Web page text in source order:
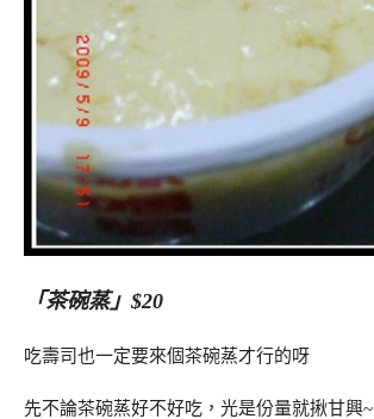
「茶碗蒸」$20
吃壽司也一定要來個茶碗蒸才行的呀
先不論茶碗蒸好不好吃，光是份量就揪甘興~